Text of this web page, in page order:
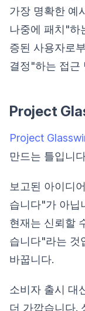
가장 명확한 예
나중에 패치"하
증된 사용자로
결정"하는 접근
Project
Project
만드는 틀입니
보고된 아이디
습니다"가 아닙
현재는 신뢰할
습니다"라는 것
바꿉니다.
소비자 출시 대
더 가깝습니다.